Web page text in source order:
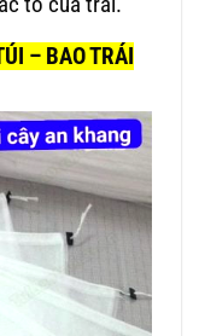
– BAO TRÁI